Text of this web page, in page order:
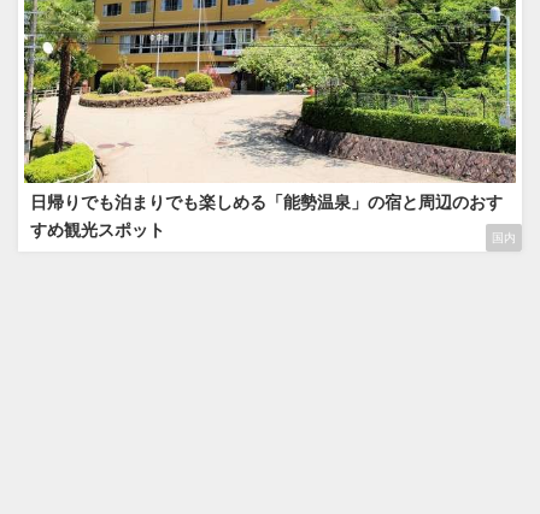
国内
日帰りでも泊まりでも楽しめる「能勢温泉」の宿と周辺のおす
すめ観光スポット